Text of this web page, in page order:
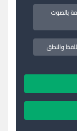
بالصوت